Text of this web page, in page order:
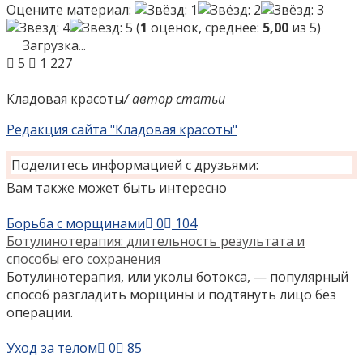
Оцените материал:
(1 оценок, среднее: 5,00 из 5)
Загрузка...
5
1 227
Кладовая красоты/ автор статьи
Редакция сайта "Кладовая красоты"
Поделитесь информацией с друзьями:
Вам также может быть интересно
Борьба с морщинами
0
104
Ботулинотерапия: длительность результата и
способы его сохранения
Ботулинотерапия, или уколы ботокса, — популярный
способ разгладить морщины и подтянуть лицо без
операции.
Уход за телом
0 85